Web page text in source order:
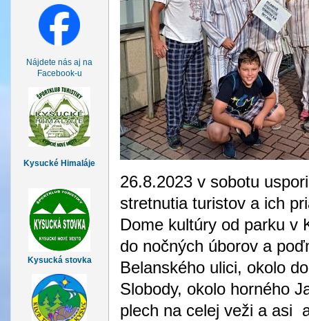
Nájdete nás aj na
Facebook-u
Kysucké Himaláje
Kysucká stovka
26.8.2023 v sobotu
stretnutia turistov a ich
Dome kultúry od parku v
do nočných úborov a
Belanského ulici, okolo
Slobody, okolo horného
plech na celej veži a asi